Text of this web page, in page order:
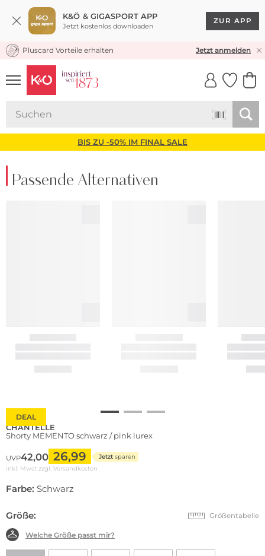
K&Ö & GIGASPORT APP
Jetzt kostenlos downloaden
ZUR APP
KOSTENLOSER VERSAND* & RÜCKVERSAND
Pluscard Vorteile erhalten Jetzt anmelden
UNSERE APP
CLICK &
BIS ZU -50% IM FINAL SALE
Passende Alternativen
DEAL
CHANTELLE
Shorty MEMENTO schwarz / pink lurex
UVP42,00 26,99 Jetzt sparen
inkl. Mwst zzgl. Versandkosten
Farbe: Schwarz
Größe: Größentabelle
Welche Größe passt mir?